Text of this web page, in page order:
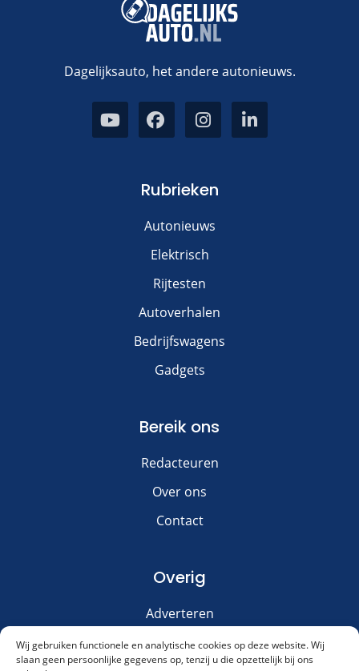
Wij gebruiken functionele en analytische cookies op deze website. Wij
slaan geen persoonlijke gegevens op, tenzij u die opzettelijk bij ons
Dagelijksauto, het andere autonieuws.
Rubrieken
Autonieuws
Elektrisch
Rijtesten
Autoverhalen
Bedrijfswagens
Gadgets
Bereik ons
Redacteuren
Over ons
Contact
Overig
Adverteren
Disclaimer